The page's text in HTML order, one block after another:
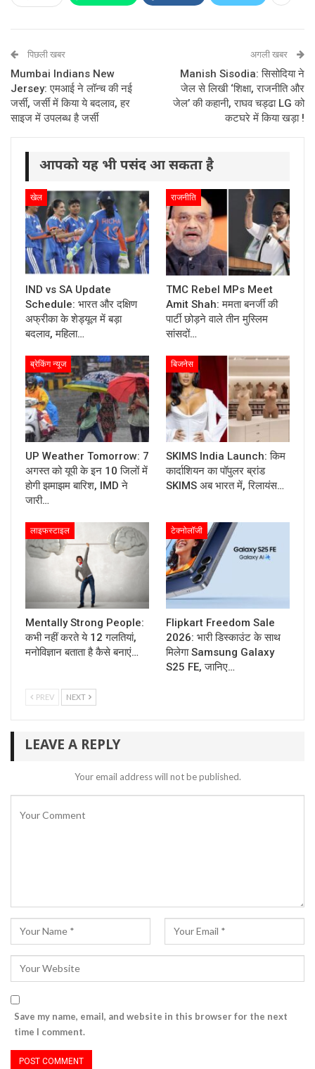
पिछली खबर
Mumbai Indians New
Jersey: एमआई ने लॉन्च की नई
जर्सी, जर्सी में किया ये बदलाव, हर
साइज में उपलब्ध है जर्सी
अगली खबर
Manish Sisodia: सिसोदिया ने
जेल से लिखी ‘शिक्षा, राजनीति और
जेल’ की कहानी, राघव चड्ढा LG को
कटघरे में किया खड़ा !
आपको यह भी पसंद आ सकता है
खेल
IND vs SA Update
Schedule: भारत और दक्षिण
अफ्रीका के शेड्यूल में बड़ा
बदलाव, महिला…
राजनीति
TMC Rebel MPs Meet
Amit Shah: ममता बनर्जी की
पार्टी छोड़ने वाले तीन मुस्लिम
सांसदों…
ब्रेकिंग न्यूज
UP Weather Tomorrow: 7
अगस्त को यूपी के इन 10 जिलों में
होगी झमाझम बारिश, IMD ने
जारी…
बिजनेस
SKIMS India Launch: किम
कार्दाशियन का पॉपुलर ब्रांड
SKIMS अब भारत में, रिलायंस…
लाइफस्टाइल
Mentally Strong People:
कभी नहीं करते ये 12 गलतियां,
मनोविज्ञान बताता है कैसे बनाएं…
टेक्नोलॉजी
Flipkart Freedom Sale
2026: भारी डिस्काउंट के साथ
मिलेगा Samsung Galaxy
S25 FE, जानिए…
PREV NEXT
LEAVE A REPLY
Your email address will not be published.
Save my name, email, and website in this browser for the next
time I comment.